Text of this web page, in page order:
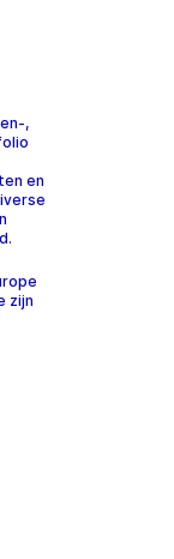
,
en
zijn